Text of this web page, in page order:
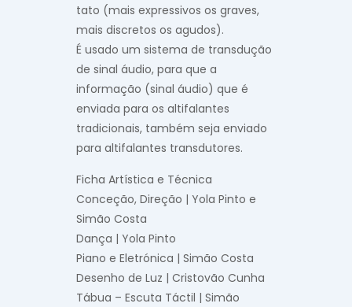
tato (mais expressivos os graves,
mais discretos os agudos).
É usado um sistema de transdução
de sinal áudio, para que a
informação (sinal áudio) que é
enviada para os altifalantes
tradicionais, também seja enviado
para altifalantes transdutores.
Ficha Artística e Técnica
Conceção, Direção | Yola Pinto e
Simão Costa
Dança | Yola Pinto
Piano e Eletrónica | Simão Costa
Desenho de Luz | Cristovão Cunha
Tábua – Escuta Táctil | Simão